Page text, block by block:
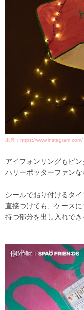
出典： https://www.instagram.com/
アイフォンリングもピ
ハリーポッターファン
シールで貼り付けるタ
直接つけても、ケース
持つ部分を出し入れで